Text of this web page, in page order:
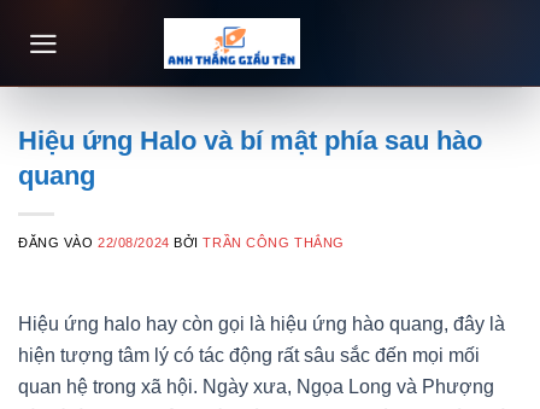
qua
Hiệu ứng Halo và bí mật phía sau hào
quang
ĐĂNG VÀO22/08/2024 BỞITRẦN CÔNG THẮNG
Hiệu ứng halo hay còn gọi là hiệu ứng hào quang, đây là
hiện tượng tâm lý có tác động rất sâu sắc đến mọi mối
quan hệ trong xã hội. Ngày xưa, Ngọa Long và Phượng